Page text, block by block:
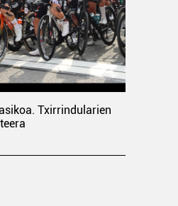
Txirrindularien